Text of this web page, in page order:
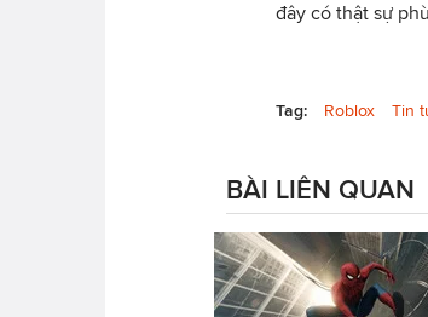
đây có thật sự
Tag: Roblox Tin
BÀI LIÊN QUAN